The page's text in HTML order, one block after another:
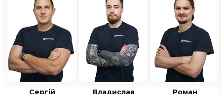
Сергій Владислав Роман